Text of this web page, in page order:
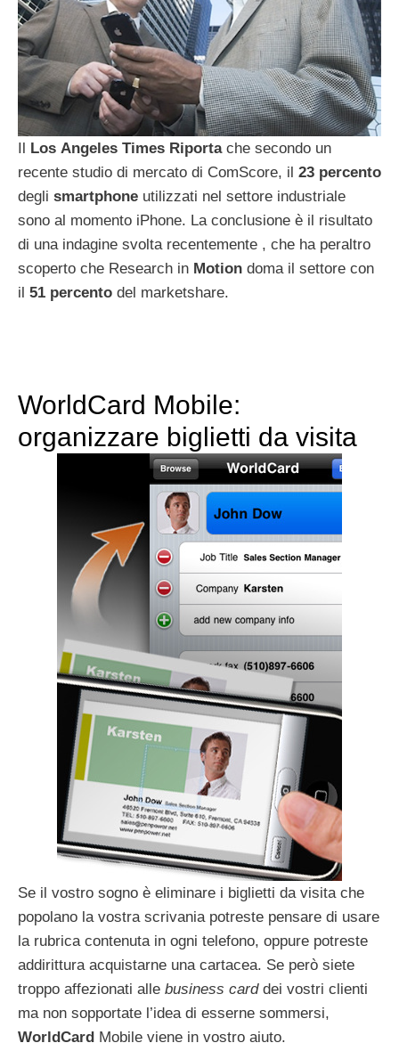
Il Los Angeles Times Riportache secondo un
recente studio di mercato di ComScore, il 23 percento
degli smartphone utilizzati nel settore industriale
sono al momento iPhone. La conclusione è il risultato
di una indagine svolta recentemente , che ha peraltro
scoperto che Research in Motion doma il settore con
il 51 percento del marketshare.
WorldCard Mobile:
organizzare biglietti da visita
Se il vostro sogno è eliminare i biglietti da visita che
popolano la vostra scrivania potreste pensare di usare
la rubrica contenuta in ogni telefono, oppure potreste
addirittura acquistarne una cartacea. Se però siete
troppo affezionati alle business carddei vostri clienti
ma non sopportate l’idea di esserne sommersi,
WorldCard Mobile viene in vostro aiuto.